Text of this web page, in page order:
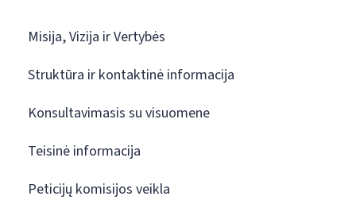
Misija, Vizija ir Vertybės
Struktūra ir kontaktinė informacija
Konsultavimasis su visuomene
Teisinė informacija
Peticijų komisijos veikla